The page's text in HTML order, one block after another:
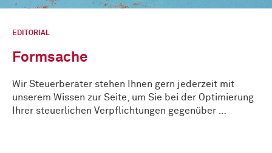
EDITORIAL
Formsache
Wir Steuerberater stehen Ihnen gern jederzeit mit
unserem Wissen zur Seite, um Sie bei der Optimierung
Ihrer steuerlichen Verpflichtungen gegenüber …